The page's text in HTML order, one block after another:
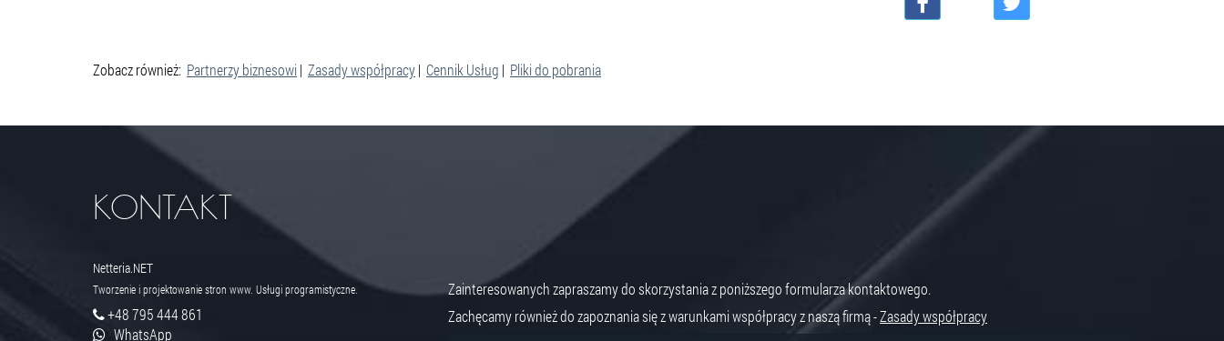
Zobacz również: Partnerzy biznesowi | Zasady współpracy| Cennik Usług | Pliki do pobrania
KONTAKT
Netteria.NET
Tworzenie i projektowanie stron www. Usługi programistyczne.
+48 795 444 861
WhatsApp
Zainteresowanych zapraszamy do skorzystania z poniższego formularza kontaktowego.
Zachęcamy również do zapoznania się z warunkami współpracy z naszą firmą -Zasady współpracy